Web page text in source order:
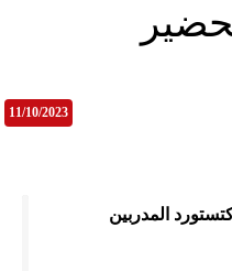
11/10/2023
المدربين